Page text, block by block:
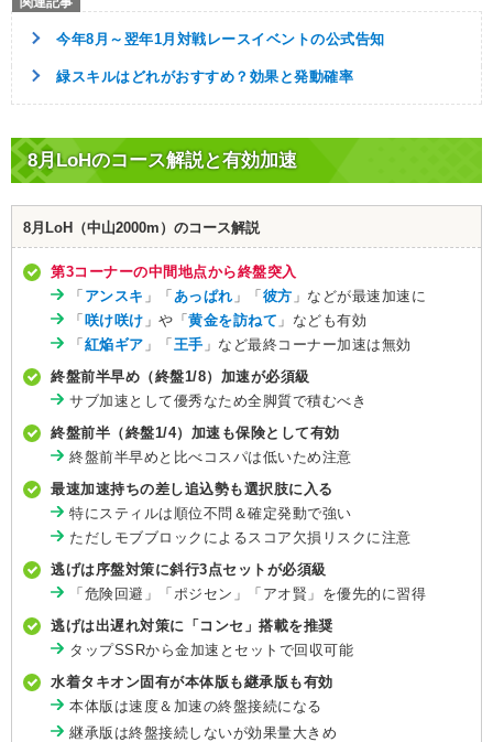
今年8月～翌年1月対戦レースイベントの公式告知
緑スキルはどれがおすすめ？効果と発動確率
8月LoHのコース解説と有効加速
8月LoH（中山2000m）のコース解説
第3コーナーの中間地点から終盤突入
「 アンスキ 」「 あっぱれ 」「彼方 」などが最速加速に
「咲け咲け 」や「黄金を訪ねて 」なども有効
「紅焔ギア 」「王手 」など最終コーナー加速は無効
終盤前半早め（終盤1/8）加速が必須級
サブ加速として優秀なため全脚質で積むべき
終盤前半（終盤1/4）加速も保険として有効
終盤前半早めと比べコスパは低いため注意
最速加速持ちの差し追込勢も選択肢に入る
特にスティルは順位不問＆確定発動で強い
ただしモブブロックによるスコア欠損リスクに注意
逃げは序盤対策に斜行3点セットが必須級
「危険回避」「ポジセン」「アオ賢」を優先的に習得
逃げは出遅れ対策に「コンセ」搭載を推奨
タップSSRから金加速とセットで回収可能
水着タキオン固有が本体版も継承版も有効
本体版は速度＆加速の終盤接続になる
継承版は終盤接続しないが効果量大きめ